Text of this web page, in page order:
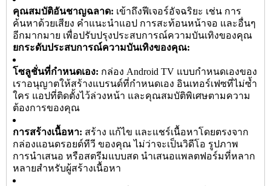
คุณสมบัติอันชาญฉลาด: เข้าถึงฟีเจอร์อัจฉริยะ เช่น การ
ค้นหาด้วยเสียง คำแนะนำแอป การสะท้อนหน้าจอ และอื่นๆ
อีกมากมาย เพื่อปรับปรุงประสบการณ์ความบันเทิงของคุณ
ยกระดับประสบการณ์ความบันเทิงของคุณ:
โซลูชั่นที่กำหนดเอง: กล่อง Android TV แบบกำหนดเองของ
เราอนุญาตให้สร้างแบรนด์ที่กำหนดเอง อินเทอร์เฟซที่ไม่ซ้ำ
ใคร แอปที่ติดตั้งไว้ล่วงหน้า และคุณสมบัติพิเศษตามความ
ต้องการของคุณ
การสร้างเนื้อหา: สร้าง แก้ไข และแชร์เนื้อหาโดยตรงจาก
กล่องแอนดรอยด์ทีวี ของคุณ ไม่ว่าจะเป็นวิดีโอ รูปภาพ
การนำเสนอ หรือสตรีมแบบสด นำเสนอแพลตฟอร์มที่หลาก
หลายสำหรับผู้สร้างเนื้อหา